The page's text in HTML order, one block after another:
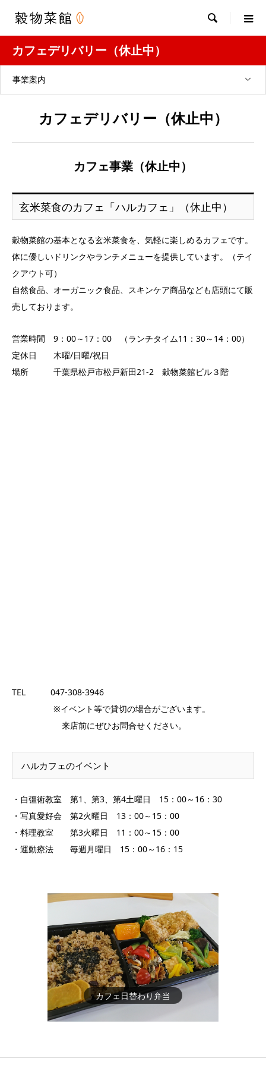

カフェデリバリー（休止中）
事業案内
カフェデリバリー（休止中）
カフェ事業（休止中）
玄米菜食のカフェ「ハルカフェ」（休止中）
穀物菜館の基本となる玄米菜食を、気軽に楽しめるカフェです。
体に優しいドリンクやランチメニューを提供しています。（テイ
クアウト可）
自然食品、オーガニック食品、スキンケア商品なども店頭にて販
売しております。
営業時間 9：00～17：00 （ランチタイム11：30～14：00）
定休日 木曜/日曜/祝日
場所 千葉県松戸市松戸新田21-2 穀物菜館ビル３階
TEL 047-308-3946
※イベント等で貸切の場合がございます。
来店前にぜひお問合せください。
ハルカフェのイベント
・自彊術教室 第1、第3、第4土曜日 15：00～16：30
・写真愛好会 第2火曜日 13：00～15：00
・料理教室 第3火曜日 11：00～15：00
・運動療法 毎週月曜日 15：00～16：15
カフェ日替わり弁当